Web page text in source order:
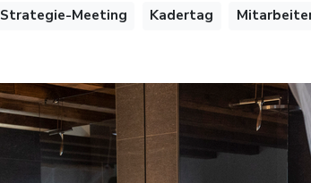
Strategie-Meeting Kadertag